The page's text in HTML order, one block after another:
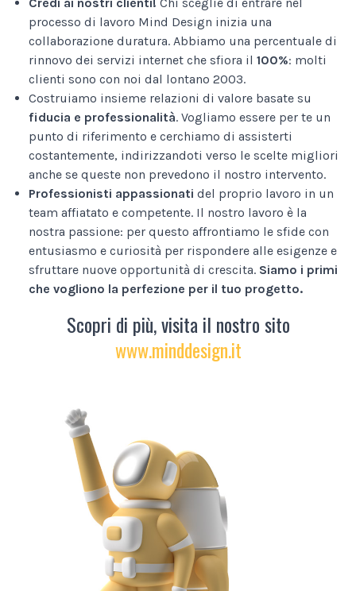
processo di lavoro Mind Design inizia una
collaborazione duratura. Abbiamo una percentuale di
rinnovo dei servizi internet che sfiora il 100%: molti
clienti sono con noi dal lontano 2003.
Costruiamo insieme relazioni di valore basate su
fiducia e professionalità. Vogliamo essere per te un
punto di riferimento e cerchiamo di assisterti
costantemente, indirizzandoti verso le scelte migliori
anche se queste non prevedono il nostro intervento.
Professionisti appassionati del proprio lavoro in un
team affiatato e competente. Il nostro lavoro è la
nostra passione: per questo affrontiamo le sfide con
entusiasmo e curiosità per rispondere alle esigenze e
sfruttare nuove opportunità di crescita. Siamo i primi
che vogliono la perfezione per il tuo progetto.
Scopri di più, visita il nostro sito
www.minddesign.it